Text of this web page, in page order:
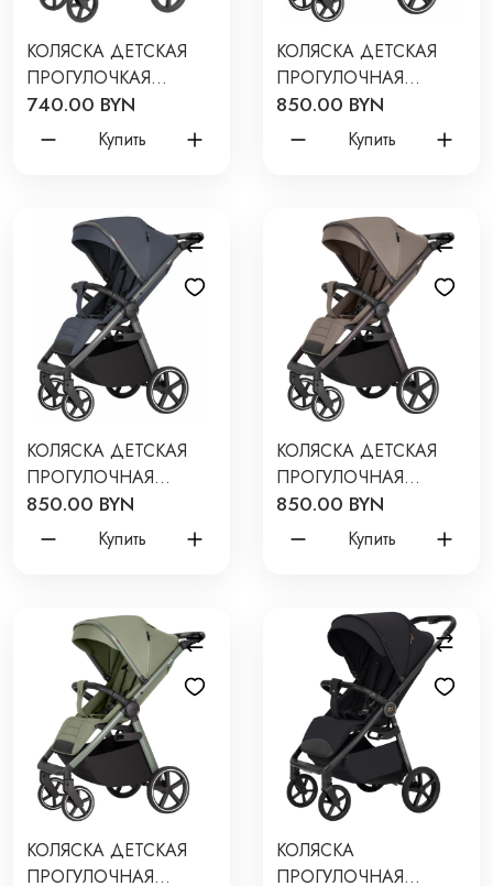
КОЛЯСКА ДЕТСКАЯ
ПРОГУЛОЧКАЯ
CARRELLO BRAVO +
2026 ЦВЕТ: PURE
BLACK CRL-5515
740.00 BYN
Купить
КОЛЯСКА ДЕТСКАЯ
ПРОГУЛОЧНАЯ
CARRELLO BRAVO SL
2025 ЦВЕТ: DELUXE
SHALE BEIGE CRL-
850.00 BYN
Купить
КОЛЯСКА ДЕТСКАЯ
ПРОГУЛОЧНАЯ
CARRELLO BRAVO SL
2025 ЦВЕТ: DELUXE
THUNDER GREY CRL-
850.00 BYN
Купить
КОЛЯСКА ДЕТСКАЯ
ПРОГУЛОЧНАЯ
CARRELLO BRAVO SL
2025 ЦВЕТ: DELUXE
DESERT BEIGE CRL-
850.00 BYN
Купить
КОЛЯСКА ДЕТСКАЯ
ПРОГУЛОЧНАЯ
КОЛЯСКА
ПРОГУЛОЧНАЯ